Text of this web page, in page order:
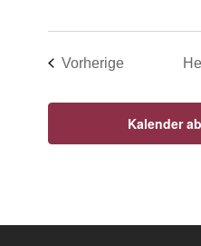
Vorherige
Kalender